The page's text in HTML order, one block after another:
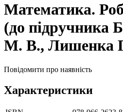
Математика.
(до підручника
М. В., Лишенка
Повідомити про наявність
Характеристики